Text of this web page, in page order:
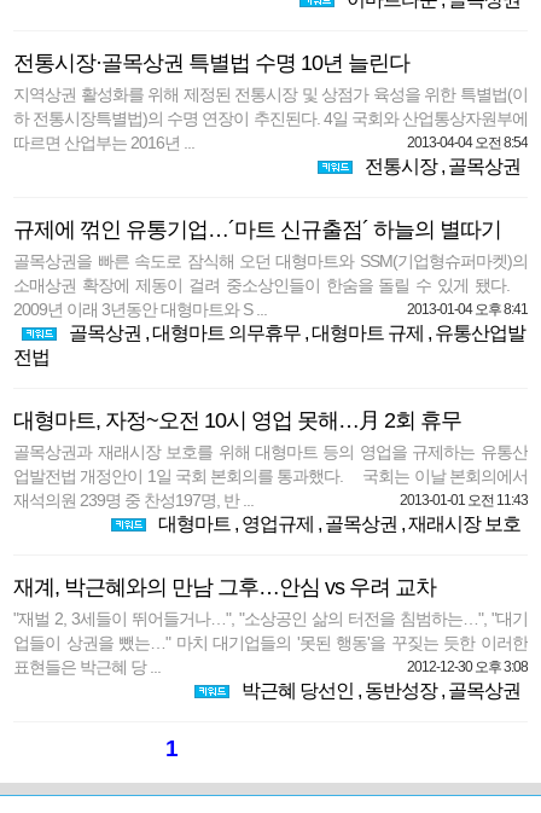
전통시장·골목상권 특별법 수명 10년 늘린다
지역상권 활성화를 위해 제정된 전통시장 및 상점가 육성을 위한 특별법(이
하 전통시장특별법)의 수명 연장이 추진된다. 4일 국회와 산업통상자원부에
따르면 산업부는 2016년 ...
2013-04-04 오전 8:54
전통시장, 골목상권
규제에 꺾인 유통기업…´마트 신규출점´ 하늘의 별따기
골목상권을 빠른 속도로 잠식해 오던 대형마트와 SSM(기업형슈퍼마켓)의
소매상권 확장에 제동이 걸려 중소상인들이 한숨을 돌릴 수 있게 됐다.
2009년 이래 3년동안 대형마트와 S ...
2013-01-04 오후 8:41
골목상권 ,대형마트 의무휴무 ,대형마트 규제 , 유통산업발
전법
대형마트, 자정~오전 10시 영업 못해…月 2회 휴무
골목상권과 재래시장 보호를 위해 대형마트 등의 영업을 규제하는 유통산
업발전법 개정안이 1일 국회 본회의를 통과했다. 국회는 이날 본회의에서
재석의원 239명 중 찬성197명, 반 ...
2013-01-01 오전 11:43
대형마트 , 영업규제 , 골목상권 ,재래시장 보호
재계, 박근혜와의 만남 그후…안심 vs 우려 교차
"재벌 2, 3세들이 뛰어들거나…", "소상공인 삶의 터전을 침범하는…", "대기
업들이 상권을 뺐는…" 마치 대기업들의 '못된 행동'을 꾸짖는 듯한 이러한
표현들은 박근혜 당 ...
2012-12-30 오후 3:08
박근혜 당선인 , 동반성장, 골목상권
1